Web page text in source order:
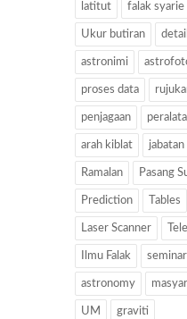
latitut falak syarie
Ukur butiran
astronimi
proses data
penjagaan
arah kiblat
Ramalan Pasang
Prediction Tables
Laser Scanner
Ilmu Falak seminar
astronomy
UM graviti